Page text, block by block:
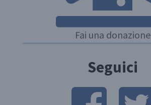
Fai una donazione
Seguici